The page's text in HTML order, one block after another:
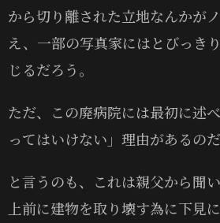
から切り離された立地なんかが
え、一部の写真家にはとびっき
じるだろう。
ただ、この廃病院には最初に述
ってはいけない」理由があるのだ
と言うのも、これは親父から聞
上前に建物を取り壊す為に下見